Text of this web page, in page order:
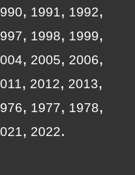
1991
1992
1998
1999
2005
2006
2012
2013
1977
1978
2022